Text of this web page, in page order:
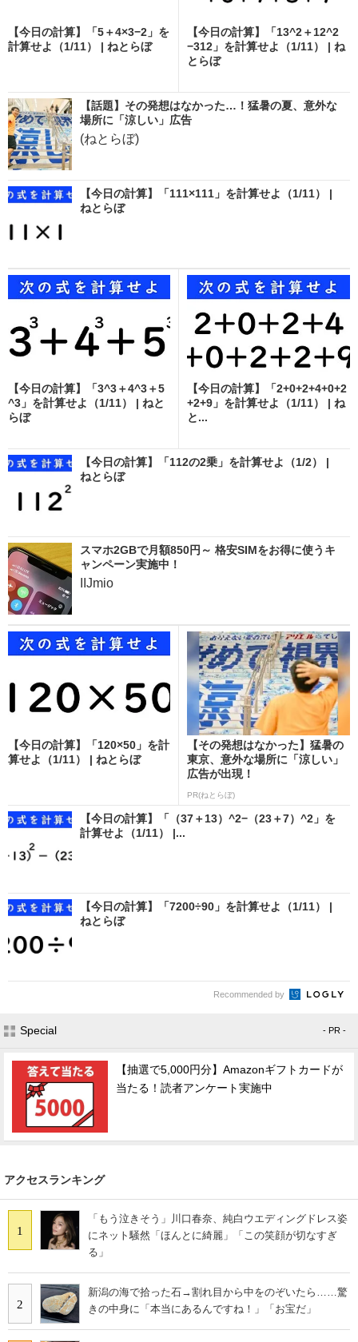
【今日の計算】「5＋4×3−2」を
計算せよ（1/11） | ねとらぼ
【今日の計算】「13^2＋12^2
−312」を計算せよ（1/11） | ね
とらぼ
【話題】その発想はなかった…！猛暑の夏、意外な
場所に「涼しい」広告
(ねとらぼ)
【今日の計算】「111×111」を計算せよ（1/11） |
ねとらぼ
【今日の計算】「3^3＋4^3＋5
^3」を計算せよ（1/11） | ねと
らぼ
【今日の計算】「2+0+2+4+0+2
+2+9」を計算せよ（1/11） | ね
と...
【今日の計算】「112の2乗」を計算せよ（1/2） |
ねとらぼ
スマホ2GBで月額850円～ 格安SIMをお得に使うキ
ャンペーン実施中！
IIJmio
【今日の計算】「120×50」を計
算せよ（1/11） | ねとらぼ
【その発想はなかった】猛暑の
東京、意外な場所に「涼しい」
広告が出現！
PR(ねとらぼ)
【今日の計算】「（37＋13）^2−（23＋7）^2」を
計算せよ（1/11） |...
【今日の計算】「7200÷90」を計算せよ（1/11） |
ねとらぼ
Recommended by
Special - PR -
【抽選で5,000円分】Amazonギフトカードが
当たる！読者アンケート実施中
アクセスランキング
1
「もう泣きそう」川口春奈、純白ウエディングドレス姿
にネット騒然「ほんとに綺麗」「この笑顔が切なすぎ
る」
2
新潟の海で拾った石→割れ目から中をのぞいたら……驚
きの中身に「本当にあるんですね！」「お宝だ」